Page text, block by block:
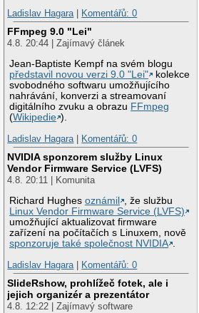
Ladislav Hagara
Komentářů: 0
FFmpeg 9.0 "Lei"
4.8. 20:44 | Zajímavý článek
Jean-Baptiste Kempf na svém blogu
představil novou verzi 9.0 "Lei"
kolekce
svobodného softwaru umožňujícího
nahrávání, konverzi a streamovaní
digitálního zvuku a obrazu FFmpeg
(Wikipedie ).
Ladislav Hagara
Komentářů: 0
NVIDIA sponzorem služby Linux
Vendor Firmware Service (LVFS)
4.8. 20:11 | Komunita
Richard Hughesoznámil
, že službu
Linux Vendor Firmware Service (LVFS)
umožňující aktualizovat firmware
zařízení na počítačích s Linuxem, nově
sponzoruje také společnost NVIDIA .
Ladislav Hagara | Komentářů: 0
SlideRshow, prohlížeč fotek, ale i
jejich organizér a prezentátor
4.8. 12:22 | Zajímavý software